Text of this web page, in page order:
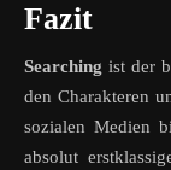
Fazit
Searching ist der
den Charakteren
sozialen Medien
absolut